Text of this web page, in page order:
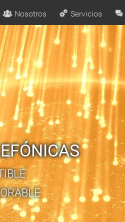
Nosotros Servicios